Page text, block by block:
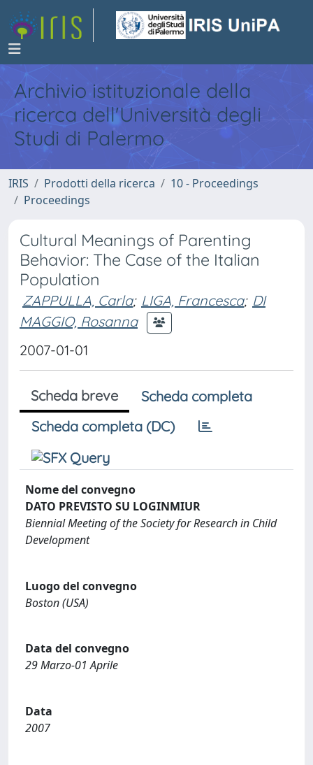
Archivio istituzionale della
ricerca dell'Università degli
Studi di Palermo
IRIS Prodotti della ricerca
10 - Proceedings
Proceedings
Cultural Meanings of Parenting
Behavior: The Case of the Italian
Population
ZAPPULLA, Carla; LIGA, Francesca; DI
MAGGIO, Rosanna
2007-01-01
Scheda breve
Scheda completa
Scheda completa (DC)
Nome del convegno
DATO PREVISTO SU LOGINMIUR
Biennial Meeting of the Society for Research in Child
Development
Luogo del convegno
Boston (USA)
Data del convegno
29 Marzo-01 Aprile
Data
2007